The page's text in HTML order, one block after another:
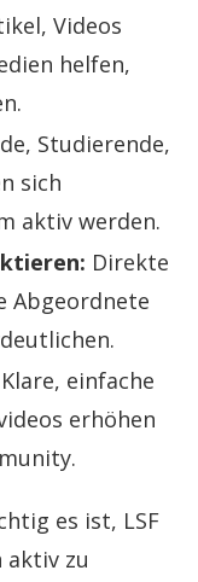
Videos
helfen,
Studierende,
sich
aktiv werden.
Direkte
Abgeordnete
Klare, einfache
erhöhen
es ist, LSF
aktiv zu